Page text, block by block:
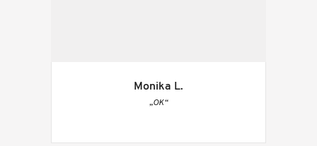
Monika L.
„OK“